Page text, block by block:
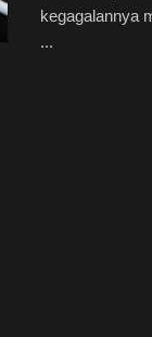
kegagalannya
...